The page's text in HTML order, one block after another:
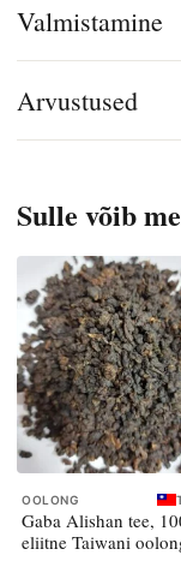
Valmistamine
Arvustused
Sulle võib
OOLONG
Gaba Alishan tee,
eliitne Taiwani